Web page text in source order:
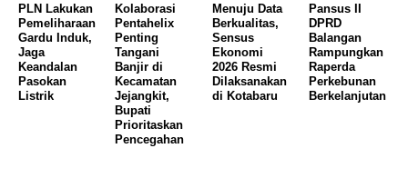
PLN Lakukan
Pemeliharaan
Gardu Induk,
Jaga
Keandalan
Pasokan
Listrik
Kolaborasi
Pentahelix
Penting
Tangani
Banjir di
Kecamatan
Jejangkit,
Bupati
Prioritaskan
Pencegahan
Menuju Data
Berkualitas,
Sensus
Ekonomi
2026 Resmi
Dilaksanakan
di Kotabaru
Pansus II
DPRD
Balangan
Rampungkan
Raperda
Perkebunan
Berkelanjutan